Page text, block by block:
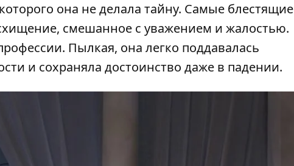
она не делала тайну. Самые блестящие
смешанное с уважением и жалостью.
Пылкая, она легко поддавалась
и сохраняла достоинство даже в падении.